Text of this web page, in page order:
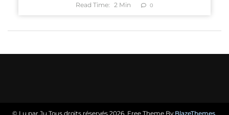
Read Time: 2 Min 0
© Lu par Ju Tous droits réservés 2026. Free Theme By BlazeThemes.